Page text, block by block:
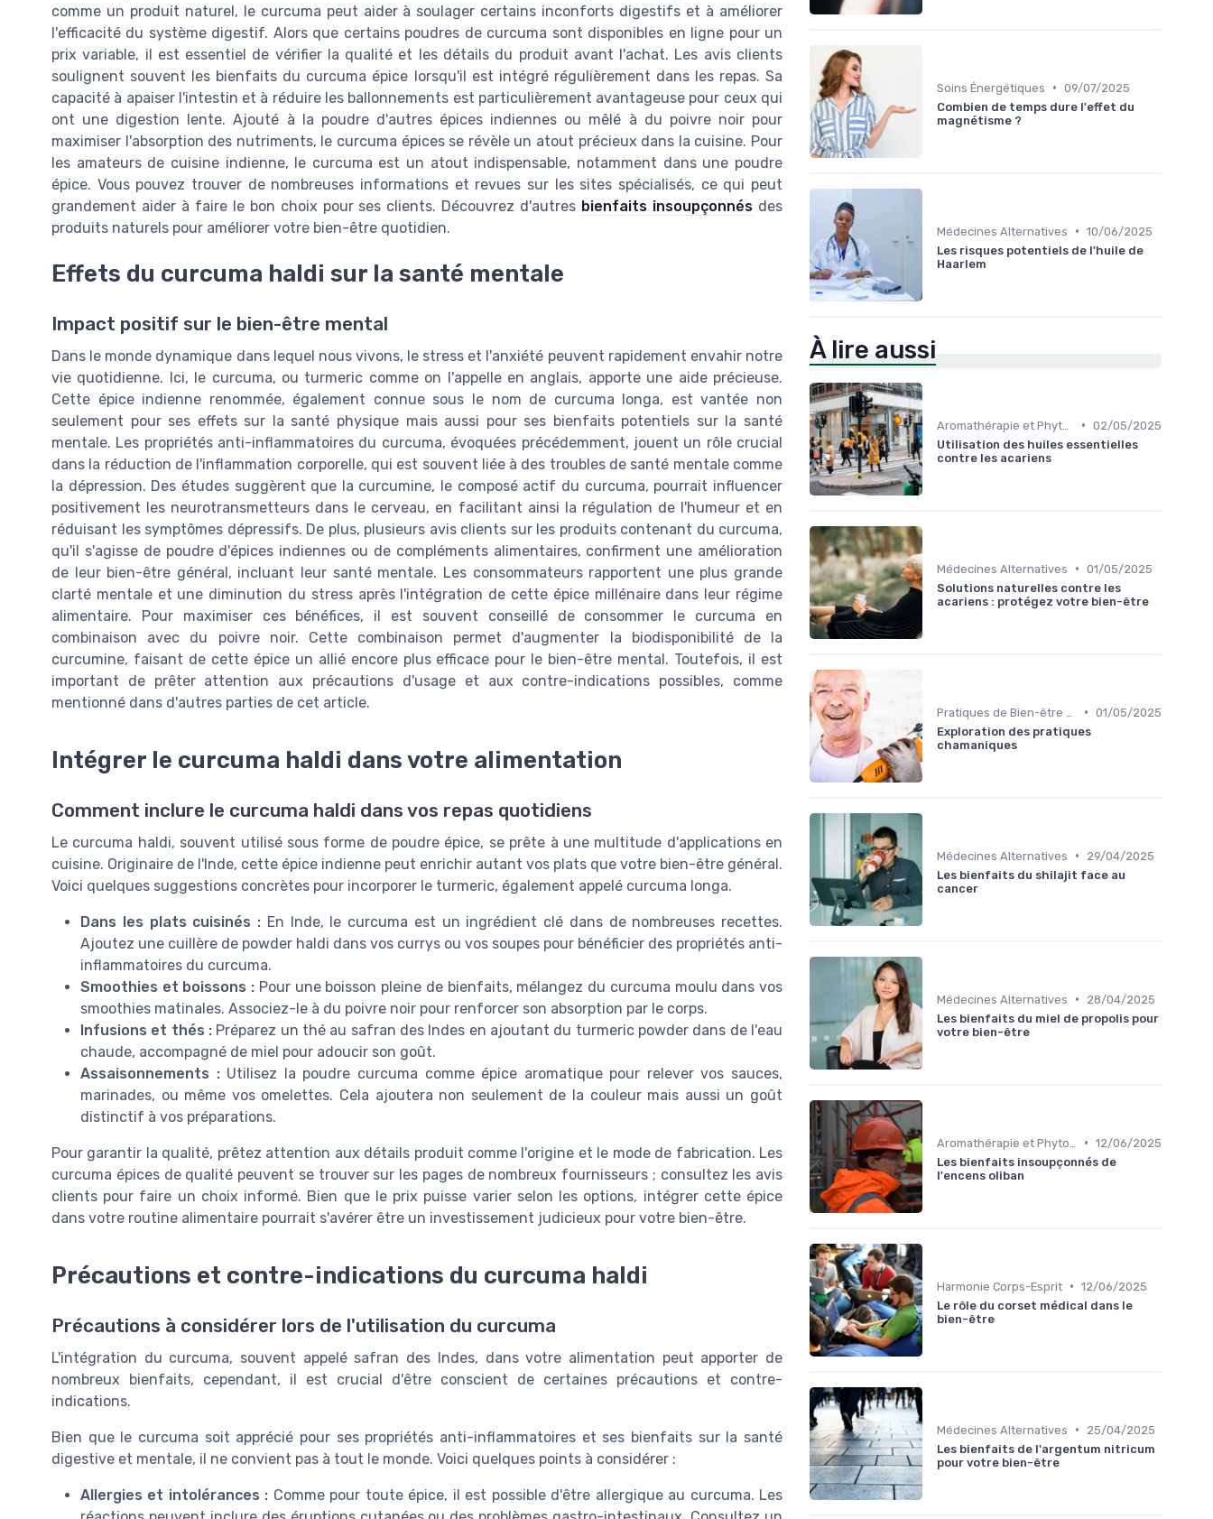
comme un produit naturel, le curcuma peut aider à soulager certains inconforts digestifs et à améliorer
l'efficacité du système digestif. Alors que certains poudres de curcuma sont disponibles en ligne pour un
prix variable, il est essentiel de vérifier la qualité et les détails du produit avant l'achat. Les avis clients
soulignent souvent les bienfaits du curcuma épice lorsqu'il est intégré régulièrement dans les repas. Sa
capacité à apaiser l'intestin et à réduire les ballonnements est particulièrement avantageuse pour ceux qui
ont une digestion lente. Ajouté à la poudre d'autres épices indiennes ou mêlé à du poivre noir pour
maximiser l'absorption des nutriments, le curcuma épices se révèle un atout précieux dans la cuisine. Pour
les amateurs de cuisine indienne, le curcuma est un atout indispensable, notamment dans une poudre
épice. Vous pouvez trouver de nombreuses informations et revues sur les sites spécialisés, ce qui peut
grandement aider à faire le bon choix pour ses clients. Découvrez d'autres bienfaits insoupçonnés des
produits naturels pour améliorer votre bien-être quotidien.
Effets du curcuma haldi sur la santé mentale
Impact positif sur le bien-être mental
Dans le monde dynamique dans lequel nous vivons, le stress et l'anxiété peuvent rapidement envahir notre
vie quotidienne. Ici, le curcuma, ou turmeric comme on l'appelle en anglais, apporte une aide précieuse.
Cette épice indienne renommée, également connue sous le nom de curcuma longa, est vantée non
seulement pour ses effets sur la santé physique mais aussi pour ses bienfaits potentiels sur la santé
mentale. Les propriétés anti-inflammatoires du curcuma, évoquées précédemment, jouent un rôle crucial
dans la réduction de l'inflammation corporelle, qui est souvent liée à des troubles de santé mentale comme
la dépression. Des études suggèrent que la curcumine, le composé actif du curcuma, pourrait influencer
positivement les neurotransmetteurs dans le cerveau, en facilitant ainsi la régulation de l'humeur et en
réduisant les symptômes dépressifs. De plus, plusieurs avis clients sur les produits contenant du curcuma,
qu'il s'agisse de poudre d'épices indiennes ou de compléments alimentaires, confirment une amélioration
de leur bien-être général, incluant leur santé mentale. Les consommateurs rapportent une plus grande
clarté mentale et une diminution du stress après l'intégration de cette épice millénaire dans leur régime
alimentaire. Pour maximiser ces bénéfices, il est souvent conseillé de consommer le curcuma en
combinaison avec du poivre noir. Cette combinaison permet d'augmenter la biodisponibilité de la
curcumine, faisant de cette épice un allié encore plus efficace pour le bien-être mental. Toutefois, il est
important de prêter attention aux précautions d'usage et aux contre-indications possibles, comme
mentionné dans d'autres parties de cet article.
Intégrer le curcuma haldi dans votre alimentation
Comment inclure le curcuma haldi dans vos repas quotidiens
Le curcuma haldi, souvent utilisé sous forme de poudre épice, se prête à une multitude d'applications en
cuisine. Originaire de l'Inde, cette épice indienne peut enrichir autant vos plats que votre bien-être général.
Voici quelques suggestions concrètes pour incorporer le turmeric, également appelé curcuma longa.
Dans les plats cuisinés : En Inde, le curcuma est un ingrédient clé dans de nombreuses recettes.
Ajoutez une cuillère de powder haldi dans vos currys ou vos soupes pour bénéficier des propriétés anti-
inflammatoires du curcuma.
Smoothies et boissons : Pour une boisson pleine de bienfaits, mélangez du curcuma moulu dans vos
smoothies matinales. Associez-le à du poivre noir pour renforcer son absorption par le corps.
Infusions et thés : Préparez un thé au safran des Indes en ajoutant du turmeric powder dans de l'eau
chaude, accompagné de miel pour adoucir son goût.
Assaisonnements :Utilisez la poudre curcuma comme épice aromatique pour relever vos sauces,
marinades, ou même vos omelettes. Cela ajoutera non seulement de la couleur mais aussi un goût
distinctif à vos préparations.
Pour garantir la qualité, prêtez attention aux détails produit comme l'origine et le mode de fabrication. Les
curcuma épices de qualité peuvent se trouver sur les pages de nombreux fournisseurs ; consultez les avis
clients pour faire un choix informé. Bien que le prix puisse varier selon les options, intégrer cette épice
dans votre routine alimentaire pourrait s'avérer être un investissement judicieux pour votre bien-être.
Précautions et contre-indications du curcuma haldi
Précautions à considérer lors de l'utilisation du curcuma
L'intégration du curcuma, souvent appelé safran des Indes, dans votre alimentation peut apporter de
nombreux bienfaits, cependant, il est crucial d'être conscient de certaines précautions et contre-
indications.
Bien que le curcuma soit apprécié pour ses propriétés anti-inflammatoires et ses bienfaits sur la santé
digestive et mentale, il ne convient pas à tout le monde. Voici quelques points à considérer :
Allergies et intolérances : Comme pour toute épice, il est possible d'être allergique au curcuma. Les
Soins Énergétiques • 09/07/2025
Combien de temps dure l'effet du
magnétisme ?
Médecines Alternatives • 10/06/2025
Les risques potentiels de l'huile de
Haarlem
À lire aussi
• 02/05/2025
Utilisation des huiles essentielles
contre les acariens
Médecines Alternatives • 01/05/2025
Solutions naturelles contre les
acariens : protégez votre bien-être
• 01/05/2025
Exploration des pratiques
chamaniques
Médecines Alternatives •
29/04/2025
Les bienfaits du shilajit face au
cancer
Médecines Alternatives •
28/04/2025
Les bienfaits du miel de propolis pour
votre bien-être
• 12/06/2025
Les bienfaits insoupçonnés de
l'encens oliban
Harmonie Corps-Esprit • 12/06/2025
Le rôle du corset médical dans le
bien-être
Médecines Alternatives •
25/04/2025
Les bienfaits de l'argentum nitricum
pour votre bien-être